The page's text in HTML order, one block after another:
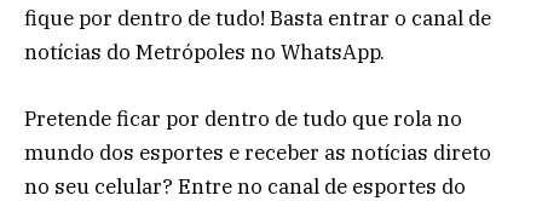
fique por dentro de tudo! Basta entrar o canal de
notícias do Metrópoles no WhatsApp.
Pretende ficar por dentro de tudo que rola no
mundo dos esportes e receber as notícias direto
no seu celular? Entre no canal de esportes do